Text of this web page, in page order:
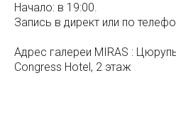
Начало: в 19:00.
Запись в директ или по
Адрес галереи MIRAS :
Congress Hotel, 2 этаж